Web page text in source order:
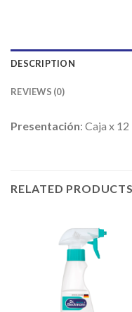
DESCRIPTION
REVIEWS (0)
Presentación: Caja x 12
RELATED PRODUCTS